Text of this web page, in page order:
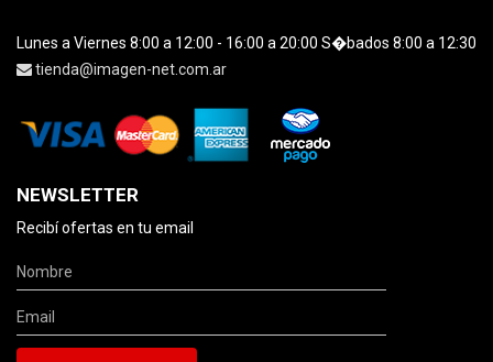
Lunes a Viernes 8:00 a 12:00 - 16:00 a 20:00 S�bados 8:00 a 12:30
tienda@imagen-net.com.ar
NEWSLETTER
Recibí ofertas en tu email